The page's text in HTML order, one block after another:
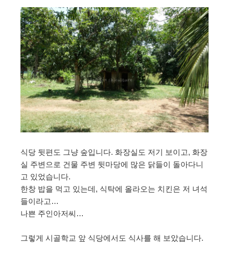
식당 뒷편도 그냥 숲입니다. 화장실도 저기 보이고, 화장
실 주변으로 건물 주변 뒷마당에 많은 닭들이 돌아다니
고 있었습니다.
한창 밥을 먹고 있는데, 식탁에 올라오는 치킨은 저 녀석
들이라고…
나쁜 주인아저씨…
그렇게 시골학교 앞 식당에서도 식사를 해 보았습니다.